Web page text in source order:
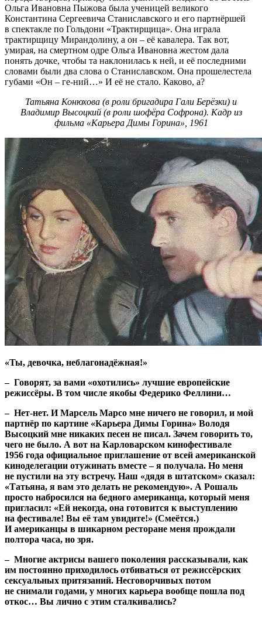
Ольга Ивановна Пыжова была ученицей великого
Константина Сергеевича Станиславского и его партнёршей
в спектакле по Гольдони «Трактирщица». Она играла
трактирщицу Мирандолину, а он – её кавалера. Так вот,
умирая, на смертном одре Ольга Ивановна жестом дала
понять дочке, чтобы та наклонилась к ней, и её последними
словами были два слова о Станиславском. Она прошелестела
губами «Он – ге-ний…» И её не стало. Каково, а?
Татьяна Конюхова (в роли бригадира Гали Берёзки) и
Владимир Высоцкий (в роли шофёра Софрона). Кадр из
фильма «Карьера Димы Горина», 1961
«Ты, девочка, неблагонадёжная!»
– Говорят, за вами «охотились» лучшие европейские
режиссёры. В том числе якобы Федерико Феллини…
– Нет-нет. И Марсель Марсо мне ничего не говорил, и мой
партнёр по картине «Карьера Димы Горина» Володя
Высоцкий мне никаких песен не писал. Зачем говорить то,
чего не было. А вот на Карловарском кинофестивале
1956 года официальное приглашение от всей американской
киноделегации отужинать вместе – я получала. Но меня
не пустили на эту встречу. Наш «дядя в штатском» сказал:
«Татьяна, я вам это делать не рекомендую». А Рошаль
просто набросился на бедного американца, который меня
пригласил: «Ей некогда, она готовится к выступлению
на фестивале! Вы её там увидите!» (Смеётся.)
И американцы в шикарном ресторане меня прождали
полтора часа, но зря.
– Многие актрисы вашего поколения рассказывали, как
им постоянно приходилось отбиваться от режиссёрских
сексуальных притязаний. Несговорчивых потом
не снимали годами, у многих карьера вообще пошла под
откос… Вы лично с этим сталкивались?